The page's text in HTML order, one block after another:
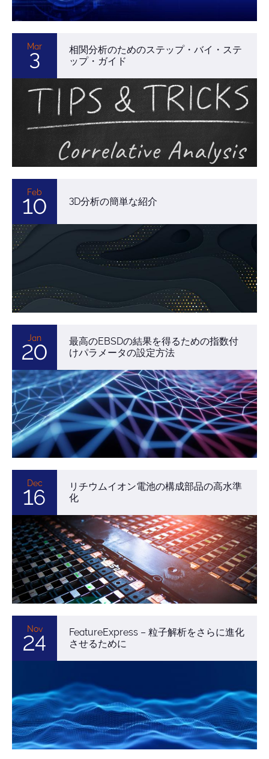
Mar
3
相関分析のためのステップ・バイ・ステ
ップ・ガイド
Feb
10 3D分析の簡単な紹介
Jan
20
最高のEBSDの結果を得るための指数付
けパラメータの設定方法
Dec
16
リチウムイオン電池の構成部品の高水準
化
Nov
24
FeatureExpress – 粒子解析をさらに進化
させるために